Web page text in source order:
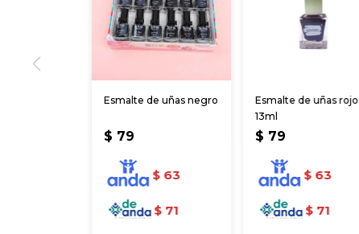
Esmalte de uñas negro
$ 79
$ 63
$ 71
Esmalte de uñas rojo
13ml
$ 79
$ 63
$ 71